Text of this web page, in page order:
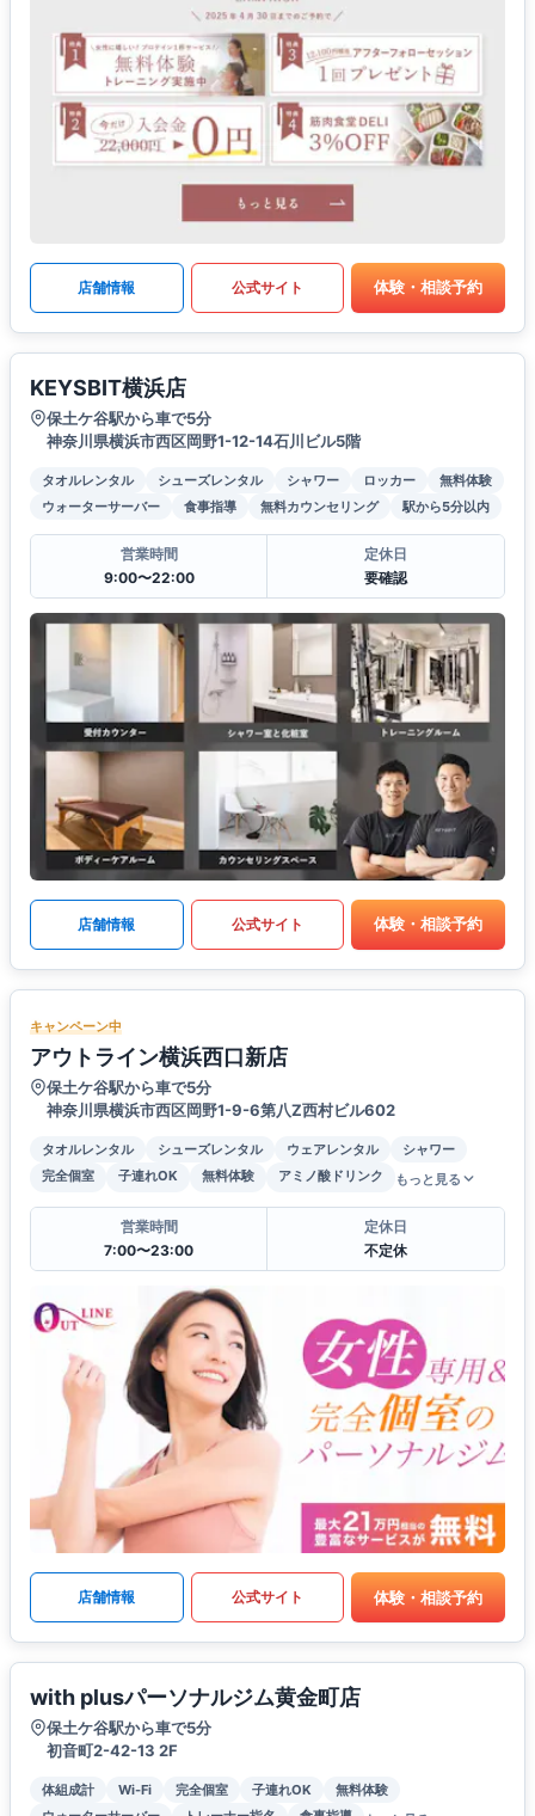
店舗情報 公式サイト 体験・相談予約
KEYSBIT横浜店
保土ケ谷駅から車で5分
神奈川県横浜市西区岡野1-12-14石川ビル5階
タオルレンタル シューズレンタル シャワー ロッカー
無料体験
ウォーターサーバー
食事指導 無料カウンセリング 駅から5分以内
営業時間
9:00〜22:00
定休日
要確認
店舗情報 公式サイト 体験・相談予約
キャンペーン中
アウトライン横浜西口新店
保土ケ谷駅から車で5分
神奈川県横浜市西区岡野1-9-6第八Z西村ビル602
タオルレンタル シューズレンタル ウェアレンタル
シャワー
完全個室
子連れOK 無料体験 アミノ酸ドリンク もっと見る
営業時間
7:00〜23:00
定休日
不定休
店舗情報 公式サイト 体験・相談予約
with plusパーソナルジム黄金町店
保土ケ谷駅から車で5分
初音町2-42-13 2F
体組成計 Wi-Fi 完全個室 子連れOK
無料体験